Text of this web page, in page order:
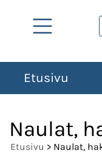
Etusivu
Naulat,
Etusivu > Naulat,